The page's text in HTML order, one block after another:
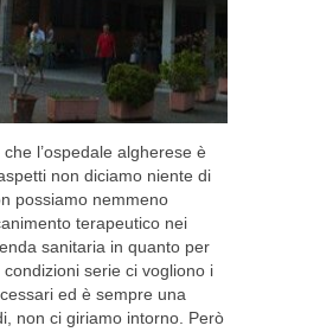
l’ospedale algherese è
non diciamo niente di
possiamo nemmeno
terapeutico nei
sanitaria in quanto per
serie ci vogliono i
ed è sempre una
non ci giriamo intorno. Però